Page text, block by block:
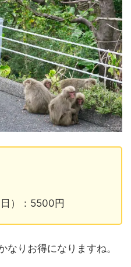
）：5500円
なりお得になりますね。